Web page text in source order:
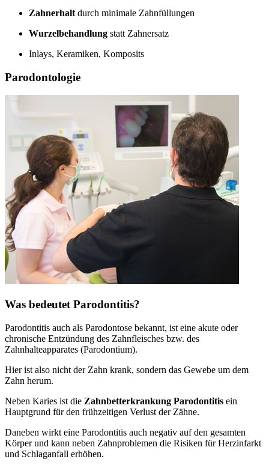
Zahnerhalt durch minimale Zahnfüllungen
Wurzelbehandlung statt Zahnersatz
Inlays, Keramiken, Komposits
Parodontologie
Was bedeutet Parodontitis?
Parodontitis auch als Parodontose bekannt, ist eine akute oder
chronische Entzündung des Zahnfleisches bzw. des
Zahnhalteapparates (Parodontium).
Hier ist also nicht der Zahn krank, sondern das Gewebe um dem
Zahn herum.
Neben Karies ist die Zahnbetterkrankung Parodontitis ein
Hauptgrund für den frühzeitigen Verlust der Zähne.
Daneben wirkt eine Parodontitis auch negativ auf den gesamten
Körper und kann neben Zahnproblemen die Risiken für Herzinfarkt
und Schlaganfall erhöhen.